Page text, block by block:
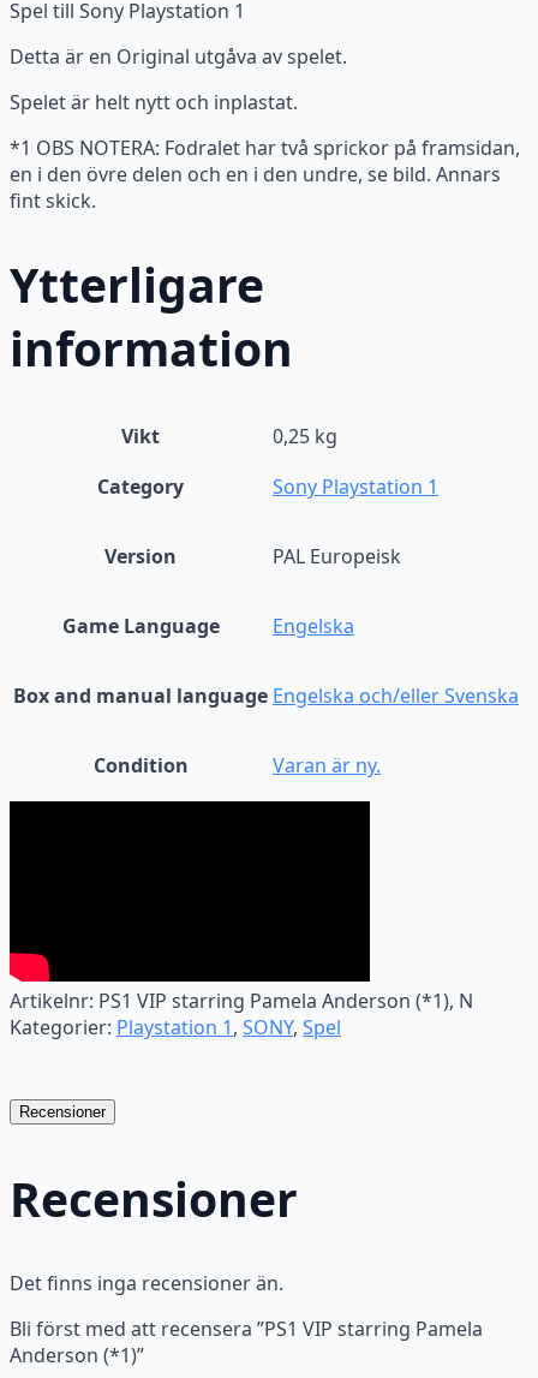
Pamela
(*1)
Spel till Sony Playstation 1
Detta är en Original utgåva av spelet.
Spelet är helt nytt och inplastat.
*1 OBS NOTERA: Fodralet har två sprickor på framsidan,
en i den övre delen och en i den undre, se bild. Annars
fint skick.
Ytterligare
information
Vikt
0,25 kg
Category
Sony Playstation 1
Version PAL Europeisk
Game Language Engelska
Box and manual language Engelska och/eller Svenska
Condition Varan är ny.
Artikelnr: PS1 VIP starring Pamela Anderson (*1), N
Kategorier: Playstation 1, SONY, Spel
Recensioner
Recensioner
Det finns inga recensioner än.
Bli först med att recensera ”PS1 VIP starring Pamela
Anderson (*1)”